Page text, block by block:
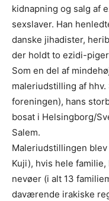
kidnapning og salg af
sexslaver. Han
danske jihadister,
der holdt to ezidi-
Som en del af
maleriudstilling af hhv.
foreningen), hans
bosat i Helsingborg/
Salem.
Maleriudstillingen blev
Kuji), hvis hele
nevøer (i alt 13
daværende irakiske